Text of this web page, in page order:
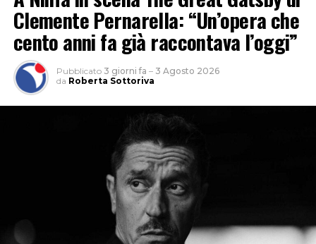
Clemente Pernarella: “Un’opera che
cento anni fa già raccontava l’oggi”
Pubblicato 3 giorni fa – 3 Agosto 2026
da Roberta Sottoriva